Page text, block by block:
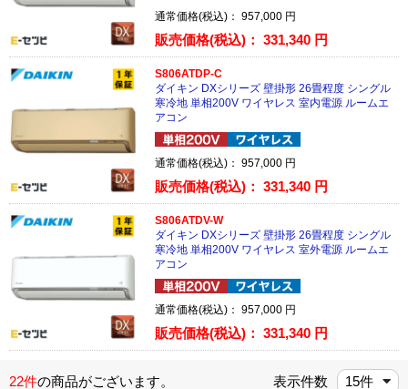
通常価格(税込)：957,000 円
販売価格(税込)：331,340 円
S806ATDP-C
ダイキン DXシリーズ 壁掛形 26畳程度 シングル
寒冷地 単相200V ワイヤレス 室内電源 ルームエ
アコン
通常価格(税込)：957,000 円
販売価格(税込)：331,340 円
S806ATDV-W
ダイキン DXシリーズ 壁掛形 26畳程度 シングル
寒冷地 単相200V ワイヤレス 室外電源 ルームエ
アコン
通常価格(税込)：957,000 円
販売価格(税込)：331,340 円
22件の商品がございます。 表示件数